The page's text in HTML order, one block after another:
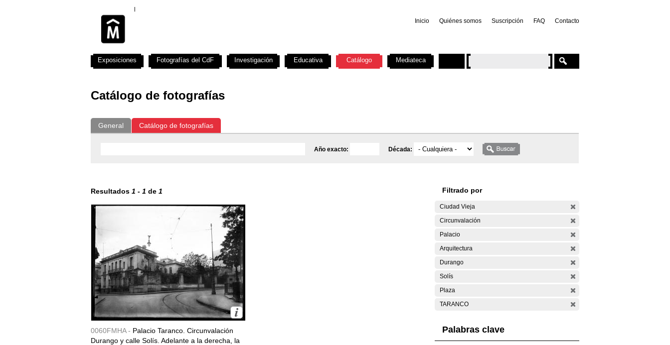
Inicio Quiénes somos Suscripción FAQ Contacto
Catálogo de fotografías
General Catálogo de fotografías
Año exacto: Década:
Resultados 1 - 1 de 1
0060FMHA - Palacio Taranco. Circunvalación
Durango y calle Solís. Adelante a la derecha, la
Filtrado por
Ciudad Vieja
Circunvalación
Palacio
Arquitectura
Durango
Solís
Plaza
TARANCO
Palabras clave
Exposiciones Fotografías del CdF Investigación Educativa Catálogo Mediateca